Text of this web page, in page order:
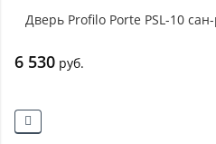
Дверь Profilo Porte PSL-10
6 530 руб.